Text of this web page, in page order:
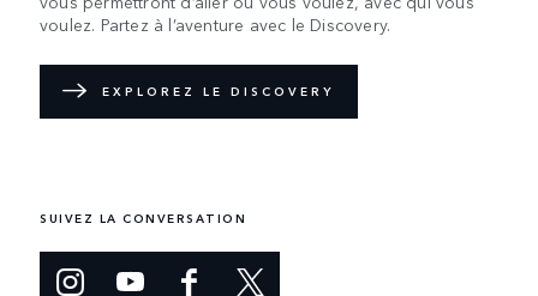
voulez. Partez à l’aventure avec le Discovery.
EXPLOREZ LE DISCOVERY
SUIVEZ LA CONVERSATION